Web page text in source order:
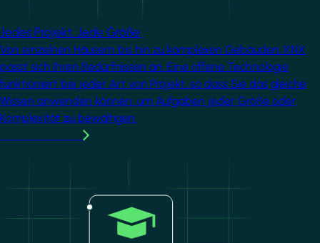
Jedes Projekt. Jede Größe.
Von einzelnen Häusern bis hin zu komplexen Gebäuden, KNX
passt sich Ihren Bedürfnissen an. Eine offene Technologie
funktioniert bei jeder Art von Projekt, so dass Sie das gleiche
Wissen anwenden können, um Aufgaben jeder Größe oder
Komplexität zu bewältigen.